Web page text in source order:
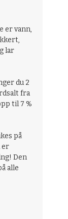
er vann,
lar
du 2
fra
til 7 %
på
er
Den
alle